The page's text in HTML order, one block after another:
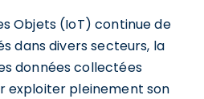
Objets (IoT) continue de
dans divers secteurs, la
données collectées
exploiter pleinement son